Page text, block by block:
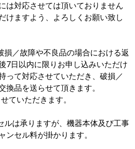
は対応させては頂いておりません
けますよう、よろしくお願い致し
損／故障や不良品の場合における返
7日以内に限りお申し込みいただけ
って対応させていただき、破損／
換品を送らせて頂きます。
ていただきます。
ルは承りますが、機器本体及び工事
ンセル料が掛かります。